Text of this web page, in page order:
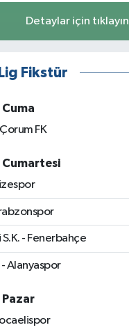
Detaylar için tıklayın
Fikstür
FK
Cumartesi
- Fenerbahçe
Alanyaspor
Pazar